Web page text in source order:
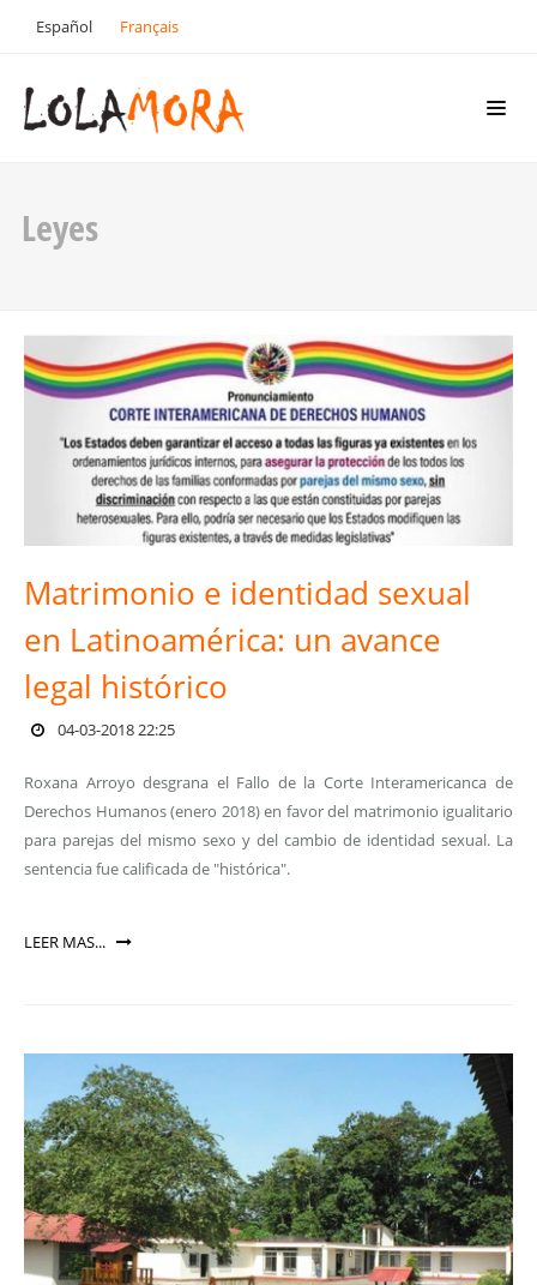
Español Français
Leyes
Matrimonio e identidad sexual
en Latinoamérica: un avance
legal histórico
04-03-2018 22:25
Roxana Arroyo desgrana el Fallo de la Corte Interamericanca de
Derechos Humanos (enero 2018) en favor del matrimonio igualitario
para parejas del mismo sexo y del cambio de identidad sexual. La
sentencia fue calificada de "histórica".
LEER MAS...